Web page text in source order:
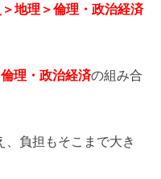
地理＞倫理・政治経済
理・政治経済の組み合
、負担もそこまで大き